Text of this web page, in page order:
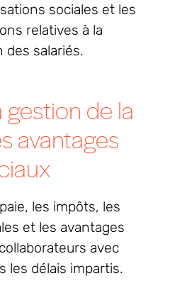
sociales et les
relatives à la
des salariés.
gestion de la
avantages
les impôts, les
et les avantages
avec
les délais impartis.